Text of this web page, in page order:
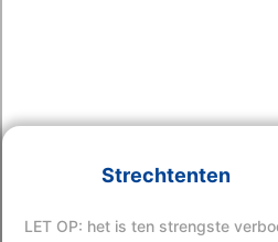
Strechtenten
LET OP: het is ten strengste